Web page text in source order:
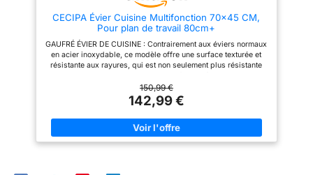
alimentaires et les déchets, de
sorte que votre drain reste non
bloqué. De plus, le bouchon de
drainage empêche les odeurs
mauvaises de se glisser
lorsque vous ne l'utilisez pas.
【Le robinet pivotant à 360 ° &
poignée du robinet vous permet
de basculer facilement entre
pouvez également ajuster le
débit d'eau avec robinet chaud.
Evier de cuisine donne un flux
sorte que votre drain reste non
bloqué. De plus, le bouchon de
mauvaises de se glisser
lorsque vous ne l'utilisez pas.
【Le robinet pivotant à 360 ° &
poignée du robinet vous permet
de basculer facilement entre
pouvez également ajuster le
débit d'eau avec robinet chaud.
Evier de cuisine donne un flux
CECIPA Évier Cuisine Multifonction 70x45 CM,
Pour plan de travail 80cm+
GAUFRÉ ÉVIER DE CUISINE : Contrairement aux éviers normaux
en acier inoxydable, ce modèle offre une surface texturée et
résistante aux rayures, qui est non seulement plus résistante
nettoyage. Il assure une meilleure prise en main et une plus
grande durabilité, tout en étant élégant. ENSEMBLE : L'évier
avec barre intégrée vous permet de faire glisser des
accessoires au-dessus de l'évier pour rationaliser la
préparation des repas et le rangement, sans perdre de place
sur le comptoir de la cuisine - KIT INCLUS : Évier mobile, La
150,99 €
142,99 €